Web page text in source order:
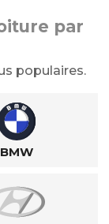
par
populaires.
BMW